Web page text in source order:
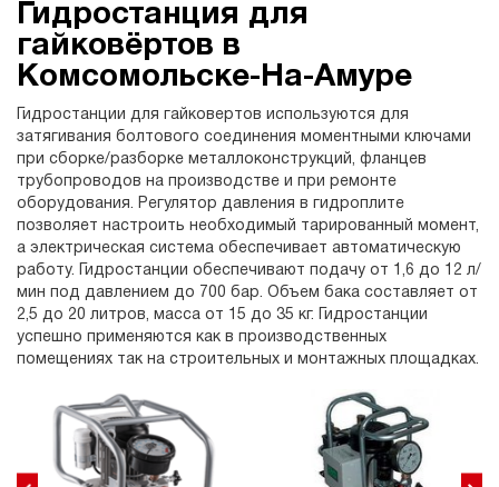
Гидростанция для
гайковёртов в
Комсомольске-На-Амуре
Гидростанции для гайковертов используются для
затягивания болтового соединения моментными ключами
при сборке/разборке металлоконструкций, фланцев
трубопроводов на производстве и при ремонте
оборудования. Регулятор давления в гидроплите
позволяет настроить необходимый тарированный момент,
а электрическая система обеспечивает автоматическую
работу. Гидростанции обеспечивают подачу от 1,6 до 12 л/
мин под давлением до 700 бар. Объем бака составляет от
2,5 до 20 литров, масса от 15 до 35 кг. Гидростанции
успешно применяются как в производственных
помещениях так на строительных и монтажных площадках.